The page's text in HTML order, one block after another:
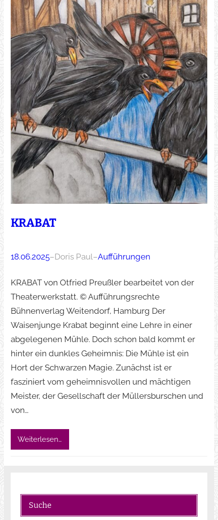
KRABAT
18.06.2025–Doris Paul–Aufführungen
KRABAT von Otfried Preußler bearbeitet von der
Theaterwerkstatt. © Aufführungsrechte
Bühnenverlag Weitendorf, Hamburg Der
Waisenjunge Krabat beginnt eine Lehre in einer
abgelegenen Mühle. Doch schon bald kommt er
hinter ein dunkles Geheimnis: Die Mühle ist ein
Hort der Schwarzen Magie. Zunächst ist er
fasziniert vom geheimnisvollen und mächtigen
Meister, der Gesellschaft der Müllersburschen und
von…
Weiterlesen…
Suche